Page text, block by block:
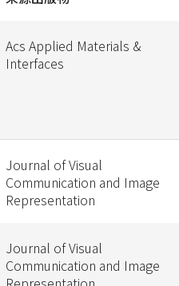
Acs Applied Materials &
Interfaces
Journal of Visual
Communication and Image
Representation
Journal of Visual
Communication and Image